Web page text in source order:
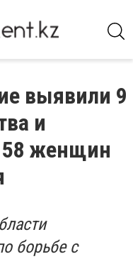
выявили 9
и
58 женщин
борьбе с